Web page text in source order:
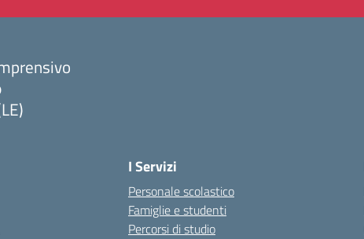
I Servizi
Personale scolastico
Famiglie e studenti
Percorsi di studio